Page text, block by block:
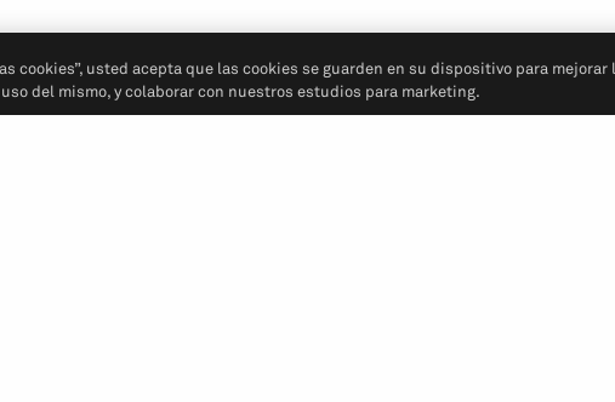
cookies”, usted acepta que las cookies se guarden en su dispositivo para mejorar
del mismo, y colaborar con nuestros estudios para marketing.